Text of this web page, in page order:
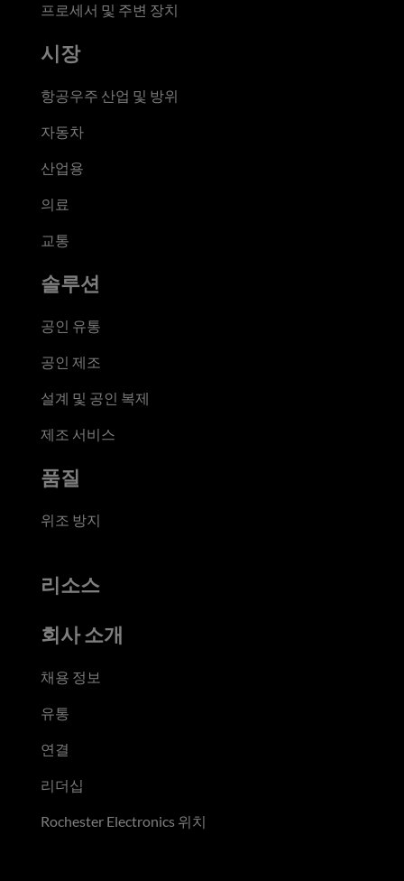
프로세서 및 주변 장치
시장
항공우주 산업 및 방위
자동차
산업용
의료
교통
솔루션
공인 유통
공인 제조
설계 및 공인 복제
제조 서비스
품질
위조 방지
리소스
회사 소개
채용 정보
유통
연결
리더십
Rochester Electronics 위치